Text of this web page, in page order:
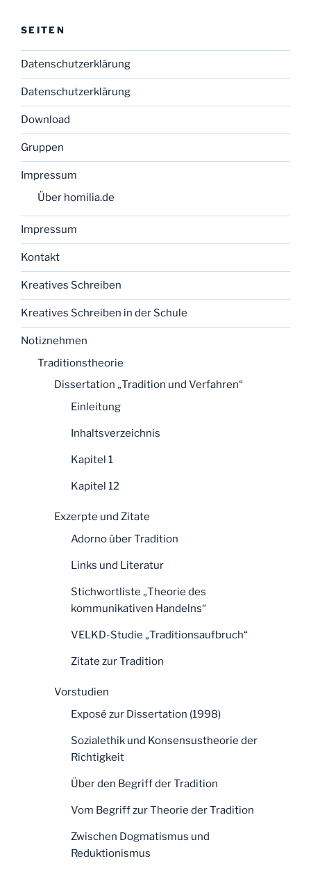
SEITEN
Datenschutzerklärung
Datenschutzerklärung
Download
Gruppen
Impressum
Über homilia.de
Impressum
Kontakt
Kreatives Schreiben
Kreatives Schreiben in der Schule
Notiznehmen
Traditionstheorie
Dissertation „Tradition und Verfahren“
Einleitung
Inhaltsverzeichnis
Kapitel 1
Kapitel 12
Exzerpte und Zitate
Adorno über Tradition
Links und Literatur
Stichwortliste „Theorie des
kommunikativen Handelns“
VELKD-Studie „Traditionsaufbruch“
Zitate zur Tradition
Vorstudien
Exposé zur Dissertation (1998)
Sozialethik und Konsensustheorie der
Richtigkeit
Über den Begriff der Tradition
Vom Begriff zur Theorie der Tradition
Zwischen Dogmatismus und
Reduktionismus